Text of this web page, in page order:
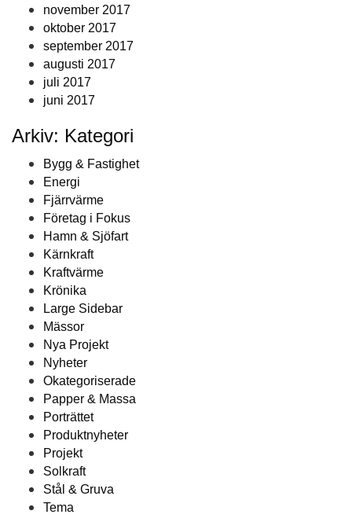
november 2017
oktober 2017
september 2017
augusti 2017
juli 2017
juni 2017
Arkiv: Kategori
Bygg & Fastighet
Energi
Fjärrvärme
Företag i Fokus
Hamn & Sjöfart
Kärnkraft
Kraftvärme
Krönika
Large Sidebar
Mässor
Nya Projekt
Nyheter
Okategoriserade
Papper & Massa
Porträttet
Produktnyheter
Projekt
Solkraft
Stål & Gruva
Tema